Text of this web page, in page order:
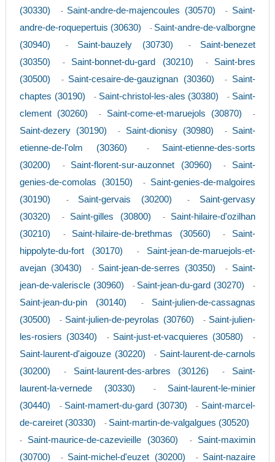
(30330)
- Saint-andre-de-majencoules (30570) - Saint-
andre-de-roquepertuis (30630)
- Saint-andre-de-valborgne
(30940)
- Saint-bauzely (30730) - Saint-benezet
(30350)
- Saint-bonnet-du-gard (30210) - Saint-bres
(30500)
- Saint-cesaire-de-gauzignan (30360) - Saint-
chaptes (30190)
- Saint-christol-les-ales (30380) - Saint-
clement (30260)
- Saint-come-et-maruejols (30870) -
Saint-dezery (30190) - Saint-dionisy (30980) - Saint-
etienne-de-l'olm (30360)
- Saint-etienne-des-sorts
(30200)
- Saint-florent-sur-auzonnet (30960) - Saint-
genies-de-comolas (30150)
- Saint-genies-de-malgoires
(30190)
- Saint-gervais (30200) - Saint-gervasy
(30320)
- Saint-gilles (30800) - Saint-hilaire-d'ozilhan
(30210)
- Saint-hilaire-de-brethmas (30560) - Saint-
hippolyte-du-fort (30170)
- Saint-jean-de-maruejols-et-
avejan (30430)
- Saint-jean-de-serres (30350) - Saint-
jean-de-valeriscle (30960)
- Saint-jean-du-gard (30270) -
Saint-jean-du-pin (30140) - Saint-julien-de-cassagnas
(30500)
- Saint-julien-de-peyrolas (30760) - Saint-julien-
les-rosiers (30340)
- Saint-just-et-vacquieres (30580) -
Saint-laurent-d'aigouze (30220) - Saint-laurent-de-carnols
(30200)
- Saint-laurent-des-arbres (30126) - Saint-
laurent-la-vernede (30330)
- Saint-laurent-le-minier
(30440)
- Saint-mamert-du-gard (30730) - Saint-marcel-
de-careiret (30330)
- Saint-martin-de-valgalgues (30520)
- Saint-maurice-de-cazevieille (30360) - Saint-maximin
(30700)
- Saint-michel-d'euzet (30200) - Saint-nazaire